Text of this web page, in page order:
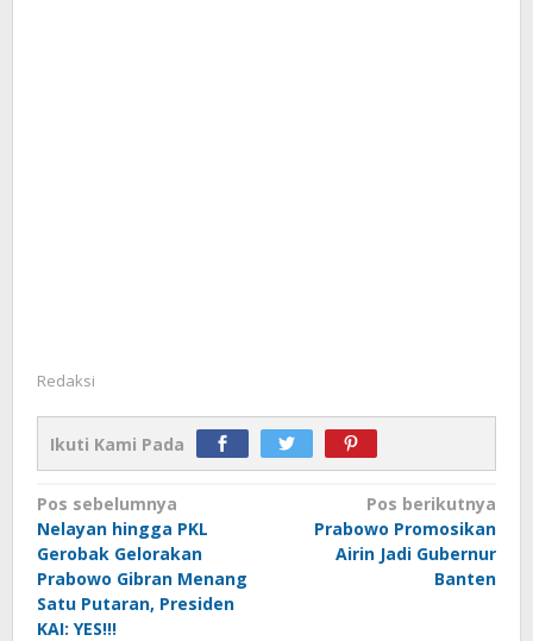
Redaksi
Ikuti Kami Pada
Navigasi
pos
Pos sebelumnya
Nelayan hingga PKL
Gerobak Gelorakan
Prabowo Gibran Menang
Satu Putaran, Presiden
KAI: YES!!!
Pos berikutnya
Prabowo Promosikan
Airin Jadi Gubernur
Banten